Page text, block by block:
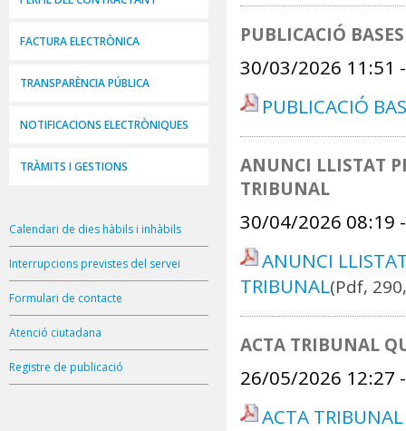
FACTURA ELECTRÒNICA
TRANSPARÈNCIA PÚBLICA
NOTIFICACIONS ELECTRÒNIQUES
TRÀMITS I GESTIONS
Calendari de dies hàbils i inhàbils
Interrupcions previstes del servei
Formulari de contacte
Atenció ciutadana
Registre de publicació
PUBLICACIÓ
30/03/2026 11:51
PUBLICACIÓ
ANUNCI LLISTAT
TRIBUNAL
30/04/2026 08:19
ANUNCI
TRIBUNAL(Pdf,
ACTA TRIBUNAL
26/05/2026 12:27
ACTA